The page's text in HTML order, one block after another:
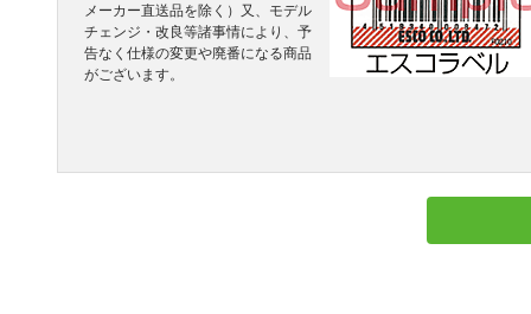
メーカー直送品を除く）又、モデル
チェンジ・改良等諸事情により、予
告なく仕様の変更や廃番になる商品
がございます。